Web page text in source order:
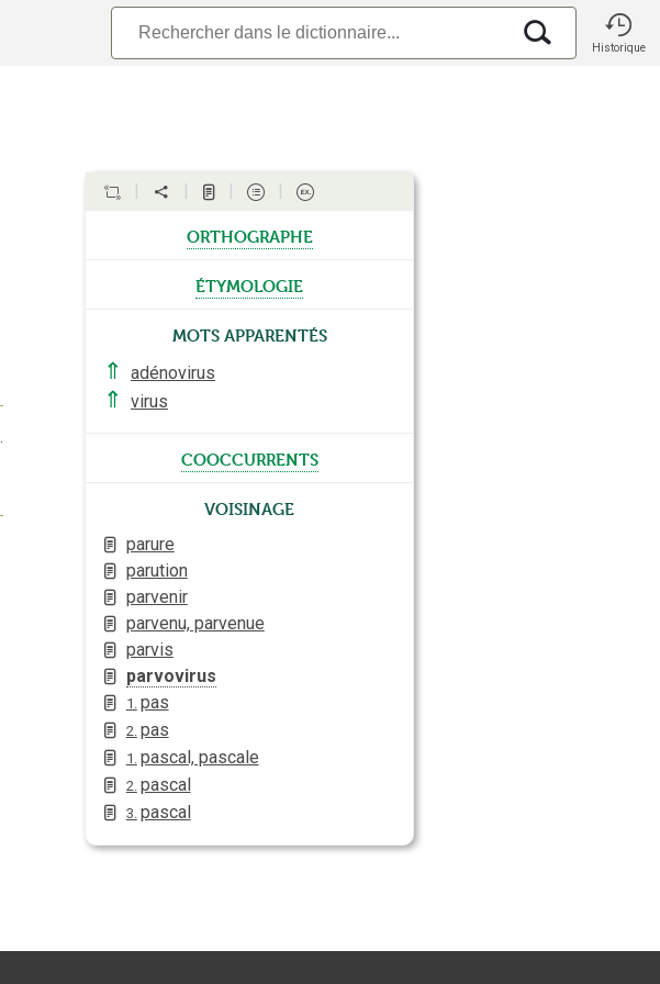
Historique
.
orthographe
étymologie
Mots apparentés
⇑
adénovirus
⇑ virus
cooccurrents
Voisinage
parure
parution
parvenir
parvenu, parvenue
parvis
parvovirus
1. pas
2. pas
1. pascal, pascale
2. pascal
3. pascal